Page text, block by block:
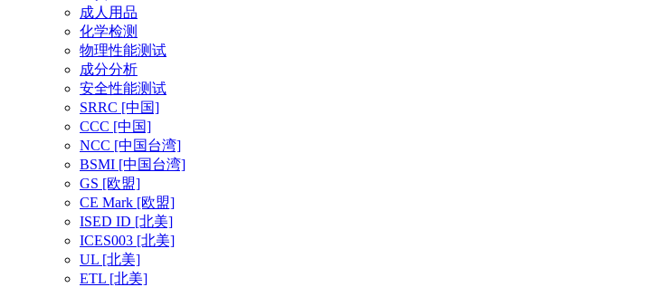
成人用品
化学检测
物理性能测试
成分分析
安全性能测试
SRRC [中国]
CCC [中国]
NCC [中国台湾]
BSMI [中国台湾]
GS [欧盟]
CE Mark [欧盟]
ISED ID [北美]
ICES003 [北美]
UL [北美]
ETL [北美]